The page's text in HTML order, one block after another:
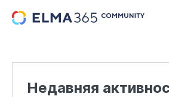
...
Недавняя